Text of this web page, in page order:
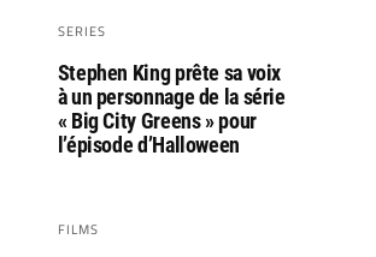
SERIES
Stephen King prête sa voix
à un personnage de la série
« Big City Greens » pour
l’épisode d’Halloween
FILMS